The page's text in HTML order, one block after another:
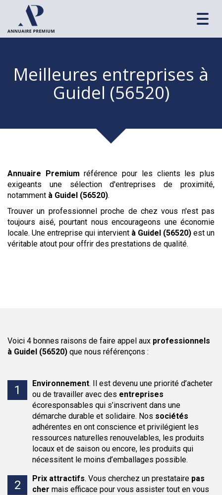
Meilleures entreprises à
Guidel (56520)
Annuaire Premium référence pour les clients les plus
exigeants une sélection d'entreprises de proximité,
notamment à Guidel (56520).
Trouver un professionnel proche de chez vous n'est pas
toujours aisé, pourtant nous encourageons une économie
locale. Une entreprise qui intervient à Guidel (56520) est un
véritable atout pour offrir des prestations de qualité.
Voici 4 bonnes raisons de faire appel aux professionnels
à Guidel (56520) que nous référençons :
Environnement. Il est devenu une priorité d’acheter
ou de travailler avec des entreprises
écoresponsables qui s’inscrivent dans une
démarche durable et solidaire. Nos sociétés
adhérentes en ont conscience et privilégient les
ressources naturelles renouvelables, les produits
locaux et de saison ou encore, les produits qui
nécessitent le moins d’emballages possible.
Prix attractifs. Vous cherchez un prestataire pas
cher mais efficace pour vous assister tout en vous